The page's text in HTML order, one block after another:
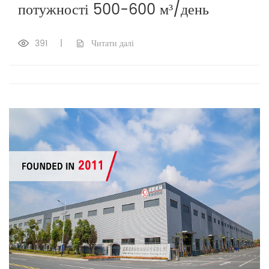
потужності 500-600 м³/день
391 | Читати далі